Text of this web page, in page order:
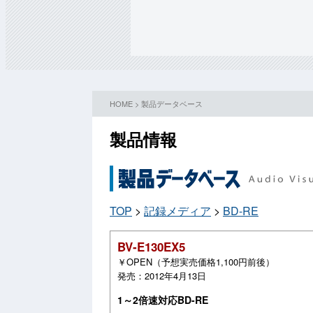
HOME > 製品データベース
製品情報
TOP > 記録メディア > BD-RE
BV‐E130EX5
￥OPEN（予想実売価格1,100円前後）
発売：2012年4月13日
1～2倍速対応BD-RE